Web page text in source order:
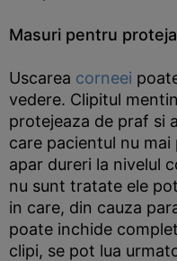
Masuri pentru
Uscarea corneei
vedere. Clipitul
protejeaza de praf si
care pacientul nu mai
apar dureri la nivelul
nu sunt tratate ele
in care, din cauza
poate inchide
clipi, se pot lua